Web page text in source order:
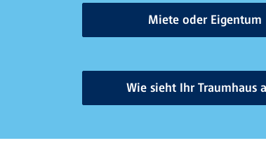
Miete oder Eigentum
Wie sieht Ihr Traumhaus